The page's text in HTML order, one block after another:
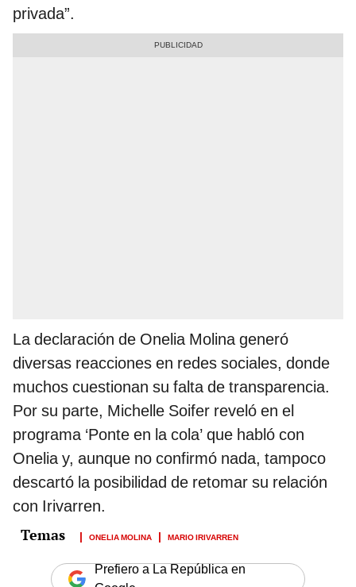
privada”.
La declaración de Onelia Molina generó
diversas reacciones en redes sociales, donde
muchos cuestionan su falta de transparencia.
Por su parte, Michelle Soifer reveló en el
programa ‘Ponte en la cola’ que habló con
Onelia y, aunque no confirmó nada, tampoco
descartó la posibilidad de retomar su relación
con Irivarren.
ONELIA MOLINA MARIO IRIVARREN
Prefiero a La República en